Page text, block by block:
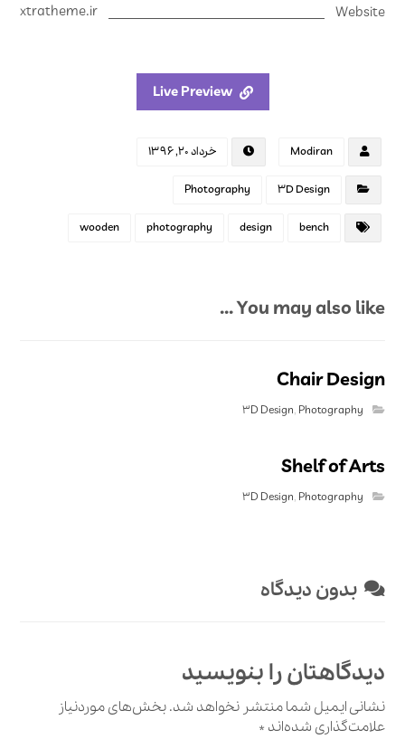
Website
xtratheme.ir
Live Preview
Modiran خرداد ۲۰, ۱۳۹۶
3D Design
Photography
bench
design
photography
wooden
You may also like ...
Chair Design
3D Design, Photography
Shelf of Arts
3D Design, Photography
بدون دیدگاه
دیدگاهتان را بنویسید
نشانی ایمیل شما منتشر نخواهد شد. بخش‌های موردنیاز
علامت‌گذاری شده‌اند *